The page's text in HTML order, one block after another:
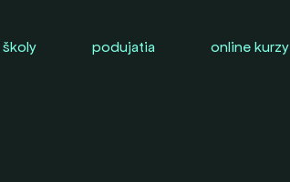
školy podujatia online kurzy